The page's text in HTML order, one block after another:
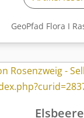
GeoPfad Flora I
Elsbeere